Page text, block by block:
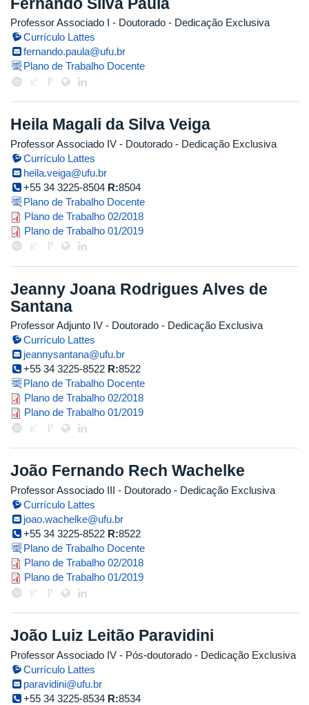
Professor Associado I - Doutorado - Dedicação Exclusiva
Currículo Lattes
fernando.paula@ufu.br
Plano de Trabalho Docente
Heila Magali da Silva Veiga
Professor Associado IV - Doutorado - Dedicação Exclusiva
Currículo Lattes
heila.veiga@ufu.br
+55 34 3225-8504 R:8504
Plano de Trabalho Docente
Plano de Trabalho 02/2018
Plano de Trabalho 01/2019
Jeanny Joana Rodrigues Alves de
Santana
Professor Adjunto IV - Doutorado - Dedicação Exclusiva
Currículo Lattes
jeannysantana@ufu.br
+55 34 3225-8522 R:8522
Plano de Trabalho Docente
jeanny_2018_2.pdf
Plano de Trabalho 02/2018
jeanny_2019_1_corrigido.pdf
Plano de Trabalho 01/2019
João Fernando Rech Wachelke
Professor Associado III - Doutorado - Dedicação Exclusiva
Currículo Lattes
joao.wachelke@ufu.br
+55 34 3225-8522 R:8522
Plano de Trabalho Docente
planotrabalhojw2018.2retif.pdf
Plano de Trabalho 02/2018
planosocial12019_1_corr.pdf
Plano de Trabalho 01/2019
João Luiz Leitão Paravidini
Professor Associado IV - Pós-doutorado - Dedicação Exclusiva
Currículo Lattes
paravidini@ufu.br
+55 34 3225-8534 R:8534